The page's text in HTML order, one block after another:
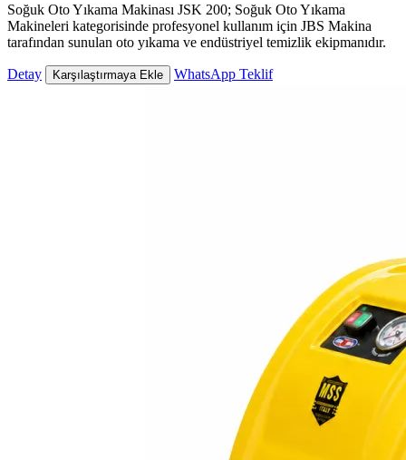
Soğuk Oto Yıkama Makinası JSK 200; Soğuk Oto Yıkama
Makineleri kategorisinde profesyonel kullanım için JBS Makina
tarafından sunulan oto yıkama ve endüstriyel temizlik ekipmanıdır.
Detay Karşılaştırmaya Ekle WhatsApp Teklif